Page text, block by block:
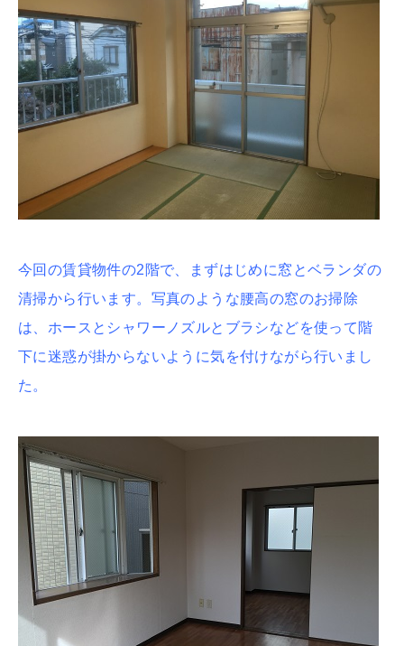
今回の賃貸物件の2階で、まずはじめに窓とベランダの
清掃から行います。写真のような腰高の窓のお掃除
は、ホースとシャワーノズルとブラシなどを使って階
下に迷惑が掛からないように気を付けながら行いまし
た。